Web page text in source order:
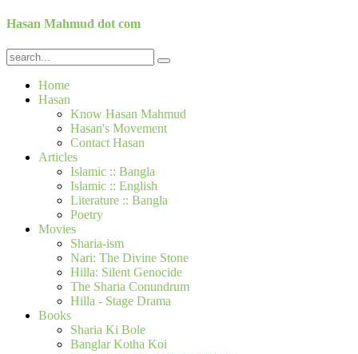
Hasan Mahmud dot com
Home
Hasan
Know Hasan Mahmud
Hasan's Movement
Contact Hasan
Articles
Islamic :: Bangla
Islamic :: English
Literature :: Bangla
Poetry
Movies
Sharia-ism
Nari: The Divine Stone
Hilla: Silent Genocide
The Sharia Conundrum
Hilla - Stage Drama
Books
Sharia Ki Bole
Banglar Kotha Koi